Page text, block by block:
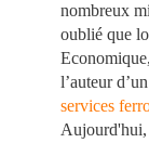
nombreux
oublié que
l’auteur
services
Aujourd'hui,